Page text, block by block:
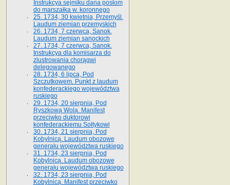
Instrukcya sejmiku dana posłom
do marszałka w. koronnego
25. 1734, 30 kwietnia, Przemyśl.
Laudum ziemian przemyskich
26. 1734, 7 czerwca, Sanok.
Laudum ziemian sanockich
27. 1734, 7 czerwca, Sanok.
Instrukcya dla komisarza do
zlustrowania chorągwi
delegowanego
28. 1734, 6 lipca, Pod
Szczutkowem. Punkt z laudum
konfederackiego województwa
ruskiego
29. 1734, 20 sierpnia, Pod
Ryszkową Wolą. Manifest
przeciwko duktorowi
konfederackiemu Sołtykowi
30. 1734, 21 sierpnia, Pod
Kobylnicą. Laudum obozowe
generału województwa ruskiego
31. 1734, 23 sierpnia, Pod
Kobylnicą. Laudum obozowe
generału województwa ruskiego
32. 1734, 23 sierpnia, Pod
Kobylnicą. Manifest przeciwko